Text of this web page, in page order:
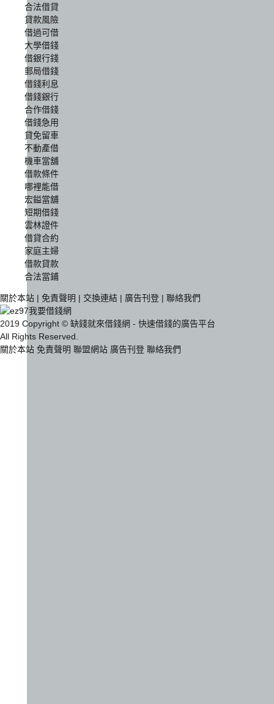
合法借貸
貸款風險
借過可借
大學借錢
借銀行錢
郵局借錢
借錢利息
借錢銀行
合作借錢
借錢急用
貸免留車
不動產借
機車當舖
借款條件
哪裡能借
宏鎰當舖
短期借錢
雲林證件
借貸合約
家庭主婦
借款貸款
合法當鋪
關於本站 | 免責聲明 | 交換連結 | 廣告刊登 | 聯絡我們
2019 Copyright © 缺錢就來借錢網 - 快速借錢的廣告平台
All Rights Reserved.
關於本站 免責聲明 聯盟網站 廣告刊登 聯絡我們